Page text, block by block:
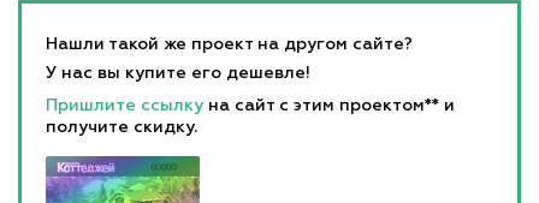
Нашли такой же проект на другом сайте?
У нас вы купите его дешевле!
Пришлите ссылку на сайт с этим проектом** и
получите скидку.